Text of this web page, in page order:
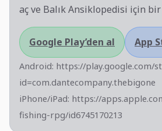
aç ve Balık Ansiklopedisi için bir
Google Play’den al App
Android: https://play.google.com/
id=com.dantecompany.thebigone
iPhone/iPad: https://
fishing-rpg/id6745170213